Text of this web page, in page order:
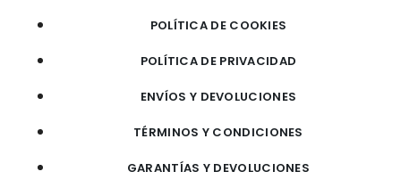
POLÍTICA DE COOKIES
POLÍTICA DE PRIVACIDAD
ENVÍOS Y DEVOLUCIONES
TÉRMINOS Y CONDICIONES
GARANTÍAS Y DEVOLUCIONES